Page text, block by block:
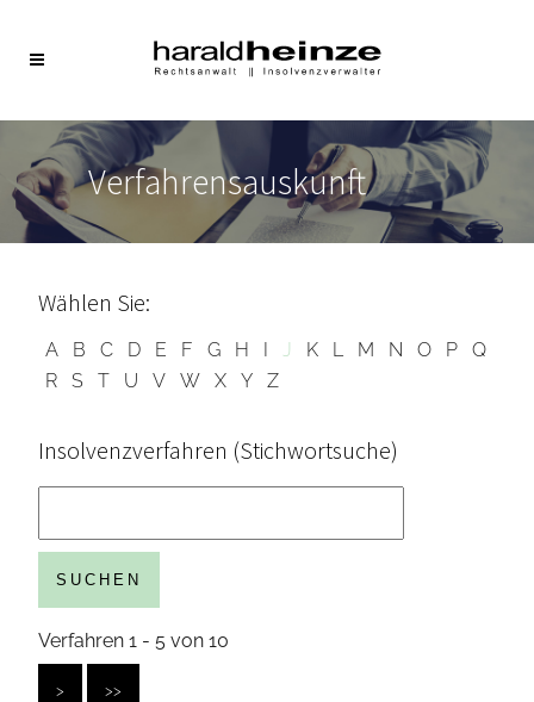
Verfahrensauskunft
Wählen Sie:
A B C D E F G H I J K L M N O P
Q
R
S T U V W X Y Z
Insolvenzverfahren (Stichwortsuche)
SUCHEN
Verfahren 1 - 5 von 10
> >>